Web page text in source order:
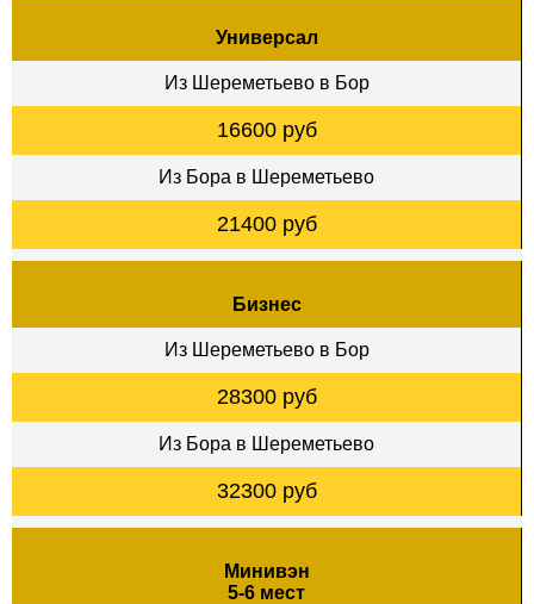
Универсал
Из Шереметьево в Бор
16600 руб
Из Бора в Шереметьево
21400 руб
Бизнес
Из Шереметьево в Бор
28300 руб
Из Бора в Шереметьево
32300 руб
Минивэн
5-6 мест